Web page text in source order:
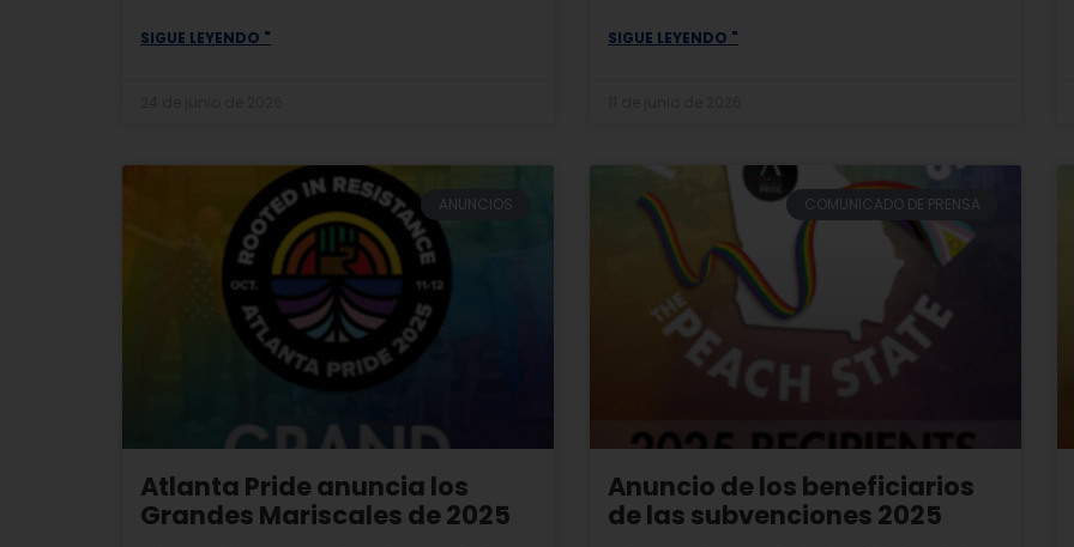
SIGUE LEYENDO " SIGUE LEYENDO "
ANUNCIOS
Atlanta Pride anuncia los
Grandes Mariscales de 2025
COMUNICADO DE PRENSA
Anuncio de los beneficiarios
de las subvenciones 2025